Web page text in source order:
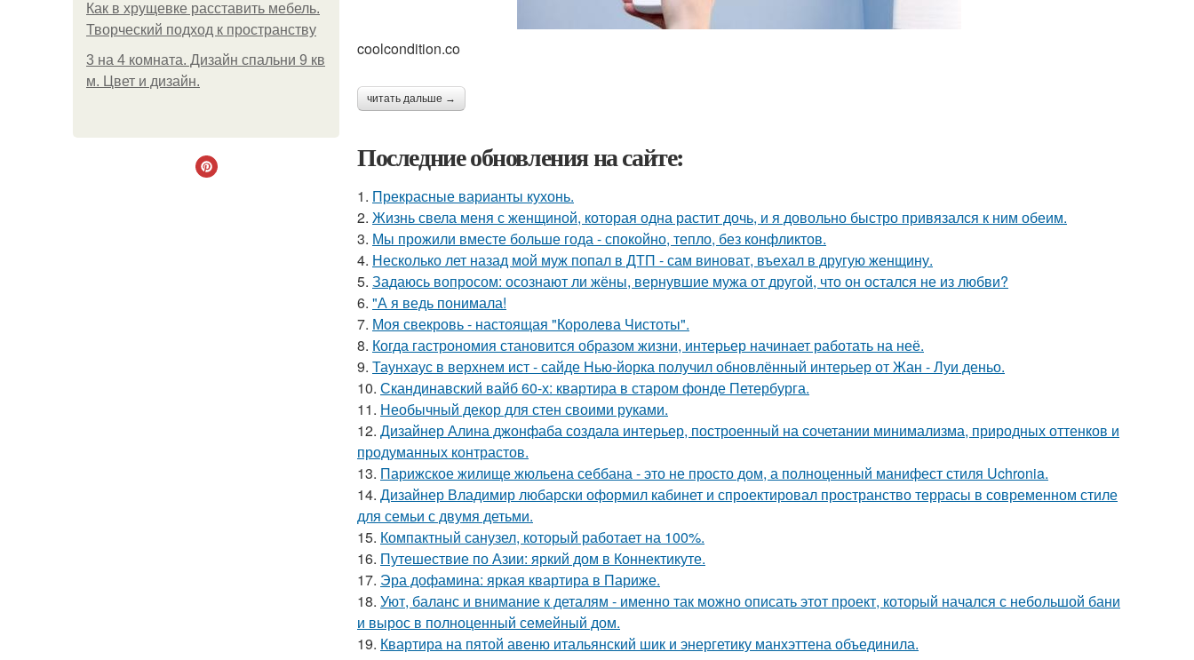
Как в хрущевке расставить мебель.
Творческий подход к пространству
3 на 4 комната. Дизайн спальни 9 кв
м. Цвет и дизайн.
coolcondition.co
читать дальше →
Последние обновления на сайте:
1. Прекрасные варианты кухонь.
2. Жизнь свела меня с женщиной, которая одна растит дочь, и я довольно быстро привязался к ним обеим.
3. Мы прожили вместе больше года - спокойно, тепло, без конфликтов.
4. Несколько лет назад мой муж попал в ДТП - сам виноват, въехал в другую женщину.
5. Задаюсь вопросом: осознают ли жёны, вернувшие мужа от другой, что он остался не из любви?
6. "А я ведь понимала!
7. Моя свекровь - настоящая "Королева Чистоты".
8. Когда гастрономия становится образом жизни, интерьер начинает работать на неё.
9. Таунхаус в верхнем ист - сайде Нью-йорка получил обновлённый интерьер от Жан - Луи деньо.
10. Скандинавский вайб 60-х: квартира в старом фонде Петербурга.
11. Необычный декор для стен своими руками.
12. Дизайнер Алина джонфаба создала интерьер, построенный на сочетании минимализма, природных оттенков и
продуманных контрастов.
13. Парижское жилище жюльена себбана - это не просто дом, а полноценный манифест стиля Uchronia.
14. Дизайнер Владимир любарски оформил кабинет и спроектировал пространство террасы в современном стиле
для семьи с двумя детьми.
15. Компактный санузел, который работает на 100%.
16. Путешествие по Азии: яркий дом в Коннектикуте.
17. Эра дофамина: яркая квартира в Париже.
18. Уют, баланс и внимание к деталям - именно так можно описать этот проект, который начался с небольшой бани
и вырос в полноценный семейный дом.
19. Квартира на пятой авеню итальянский шик и энергетику манхэттена объединила.